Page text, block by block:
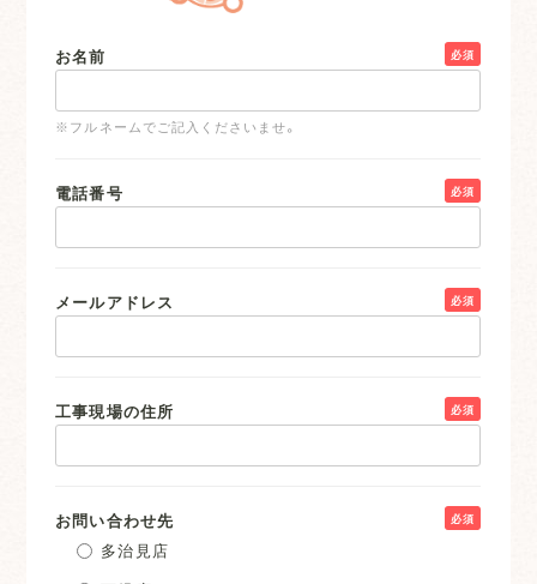
お名前 必須
※フルネームでご記入くださいませ。
電話番号 必須
メールアドレス 必須
工事現場の住所 必須
お問い合わせ先 必須
多治見店